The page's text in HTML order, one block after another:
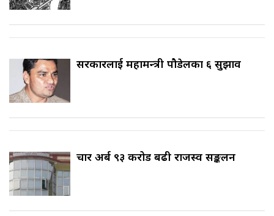
सरकारलाई महामन्त्री पौडेलका ६ सुझाव
चार अर्ब ९३ करोड बढी राजस्व सङ्कलन